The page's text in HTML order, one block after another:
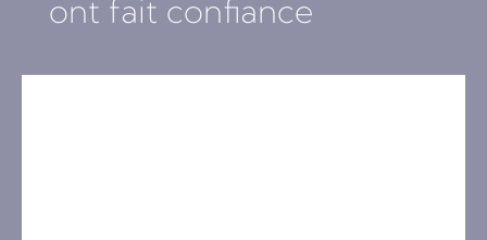
ont fait confiance